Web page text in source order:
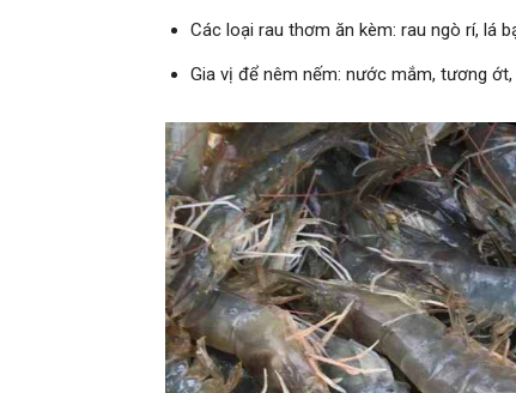
Các loại rau thơm ăn kèm: rau ngò rí, lá
Gia vị để nêm nếm: nước mắm, tương